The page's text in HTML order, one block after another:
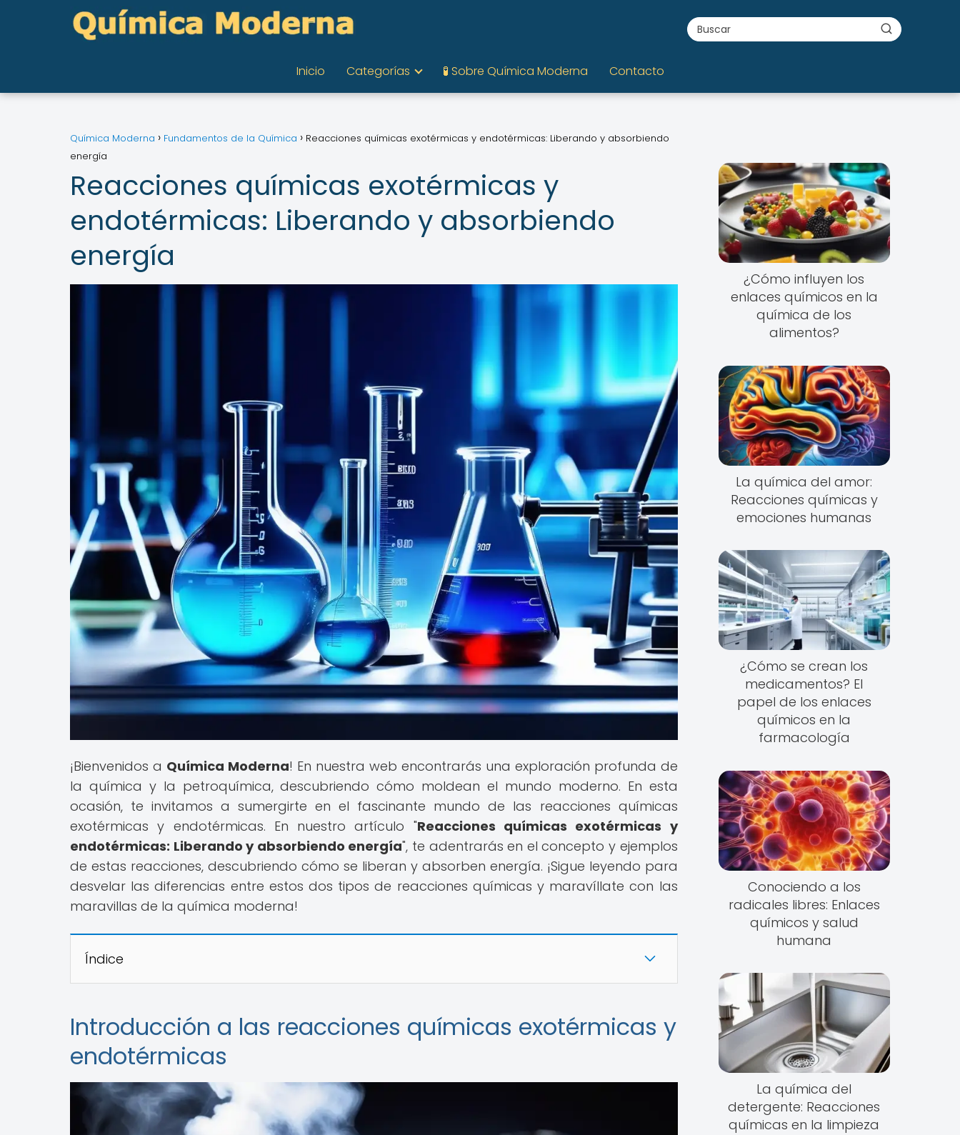
Inicio Categorías 🧪 Sobre Química Moderna Contacto
Química Moderna Fundamentos de la Química
Reacciones químicas exotérmicas y endotérmicas: Liberando y absorbiendo
energía
Reacciones químicas exotérmicas y
endotérmicas: Liberando y absorbiendo
energía
¡Bienvenidos a Química Moderna! En nuestra web encontrarás una exploración profunda de
la química y la petroquímica, descubriendo cómo moldean el mundo moderno. En esta
ocasión, te invitamos a sumergirte en el fascinante mundo de las reacciones químicas
exotérmicas y endotérmicas. En nuestro artículo "Reacciones químicas exotérmicas y
endotérmicas: Liberando y absorbiendo energía", te adentrarás en el concepto y ejemplos
de estas reacciones, descubriendo cómo se liberan y absorben energía. ¡Sigue leyendo para
desvelar las diferencias entre estos dos tipos de reacciones químicas y maravíllate con las
maravillas de la química moderna!
Índice
Introducción a las reacciones químicas exotérmicas y
endotérmicas
¿Cómo influyen los
enlaces químicos en la
química de los
alimentos?
La química del amor:
Reacciones químicas y
emociones humanas
¿Cómo se crean los
medicamentos? El
papel de los enlaces
químicos en la
farmacología
Conociendo a los
radicales libres: Enlaces
químicos y salud
humana
La química del
detergente: Reacciones
químicas en la limpieza